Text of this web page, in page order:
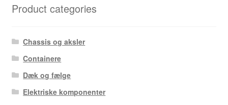
Product categories
Chassis og aksler
Containere
Dæk og fælge
Elektriske komponenter